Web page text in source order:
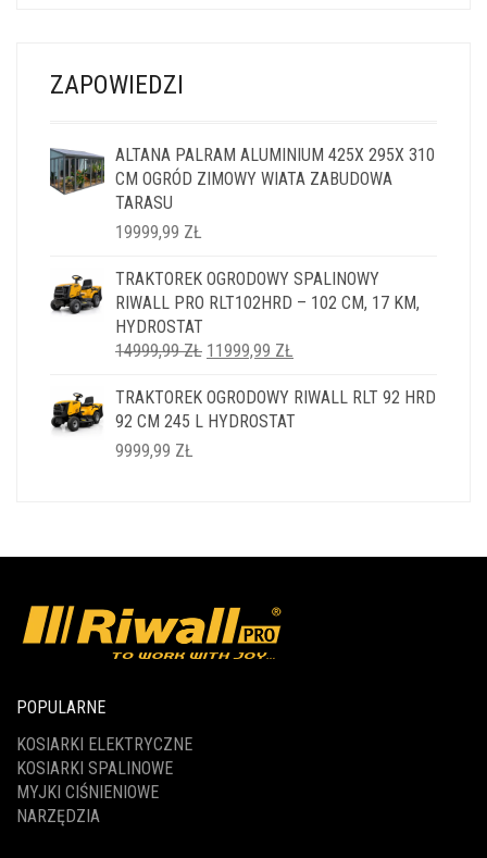
ZAPOWIEDZI
ALTANA PALRAM ALUMINIUM 425X 295X 310
CM OGRÓD ZIMOWY WIATA ZABUDOWA
TARASU
19999,99 ZŁ
TRAKTOREK OGRODOWY SPALINOWY
RIWALL PRO RLT102HRD – 102 CM, 17 KM,
HYDROSTAT
14999,99ZŁ PIERWOTNA
WYNOSIŁA:
14999,99 ZŁ.
11999,99 ZŁ
WYNOSI:
11999,99 ZŁ.
TRAKTOREK OGRODOWY RIWALL RLT 92 HRD
92 CM 245 L HYDROSTAT
9999,99 ZŁ
POPULARNE
KOSIARKI ELEKTRYCZNE
KOSIARKI SPALINOWE
MYJKI CIŚNIENIOWE
NARZĘDZIA